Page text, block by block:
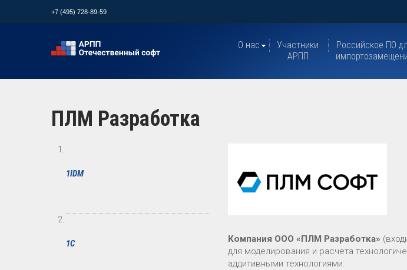
+7 (495) 728-89-59
О нас
Участники
АРПП
Российское ПО
ПЛМ Разработка
1IDM
1С Компания ООО «ПЛМ Разработка»
для моделирования и расчета
аддитивными технологиями.